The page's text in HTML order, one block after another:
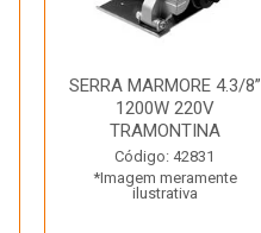
SERRA MARMORE 4.3/8”
1200W 220V
TRAMONTINA
Código: 42831
*Imagem meramente
ilustrativa